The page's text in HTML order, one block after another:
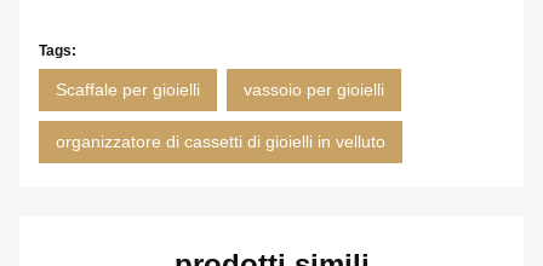
Tags:
Scaffale per gioielli vassoio per gioielli
organizzatore di cassetti di gioielli in velluto